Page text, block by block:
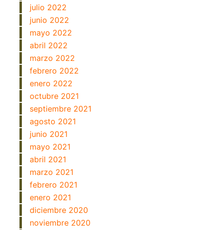
julio 2022
junio 2022
mayo 2022
abril 2022
marzo 2022
febrero 2022
enero 2022
octubre 2021
septiembre 2021
agosto 2021
junio 2021
mayo 2021
abril 2021
marzo 2021
febrero 2021
enero 2021
diciembre 2020
noviembre 2020